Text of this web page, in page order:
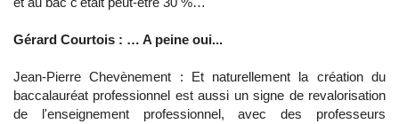
Gérard Courtois : … A peine oui...
Jean-Pierre Chevènement : Et naturellement la création du
baccalauréat professionnel est aussi un signe de revalorisation
de l'enseignement professionnel, avec des professeurs